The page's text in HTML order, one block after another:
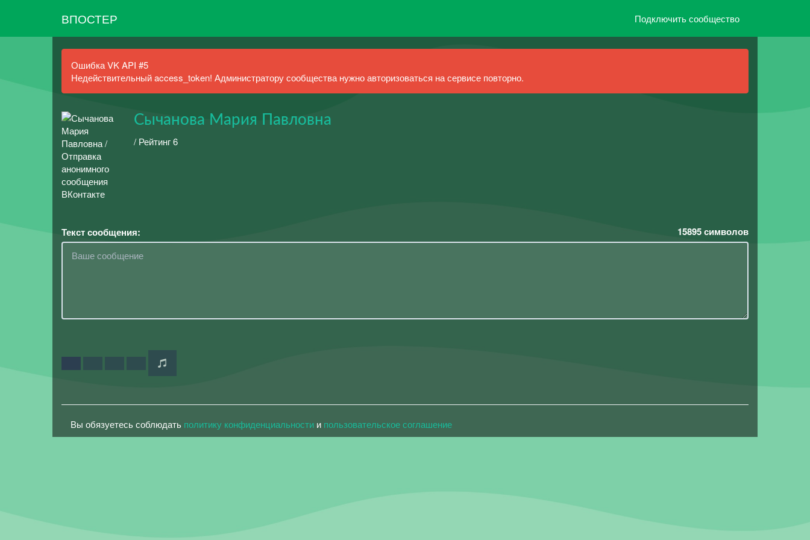
ВПОСТЕР Подключить сообщество
Ошибка VK API #5
Недействительный access_token! Администратору сообщества нужно авторизоваться на сервисе повторно.
Сычанова Мария Павловна
/ Рейтинг 6
Текст сообщения: 15895символов
Вы обязуетесь соблюдать политику конфиденциальности и пользовательское соглашение